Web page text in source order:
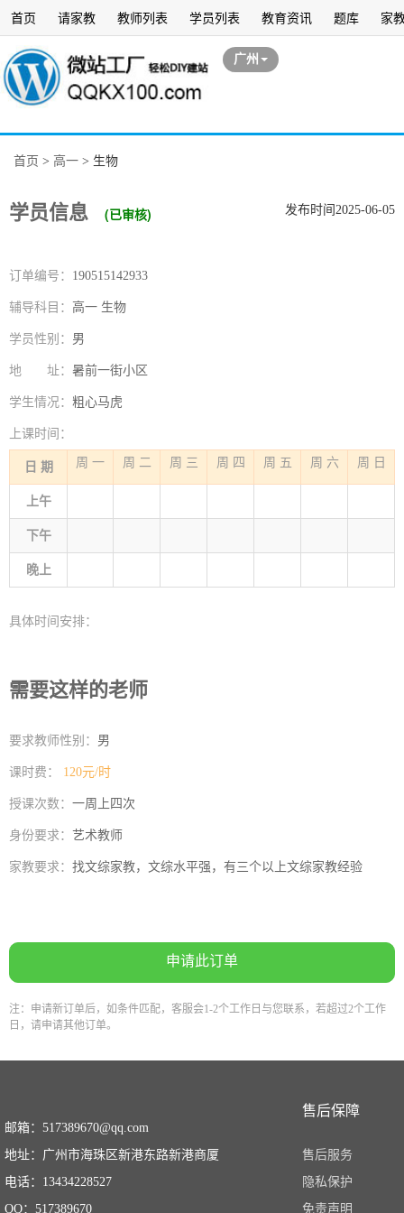
首页 请家教 教师列表 学员列表 教育资讯 题库 家
广州
首页 > 高一 > 生物
学员信息 (已审核) 发布时间2025-06-05
订单编号： 190515142933
辅导科目： 高一 生物
学员性别： 男
地 址： 暑前一街小区
学生情况： 粗心马虎
上课时间：
日 期 周 一 周 二 周 三 周 四 周 五 周 六 周 日
上午
下午
晚上
具体时间安排：
需要这样的老师
要求教师性别： 男
课时费： 120元/时
授课次数： 一周上四次
身份要求： 艺术教师
家教要求： 找文综家教，文综水平强，有三个以上文综家教经验
申请此订单
注：申请新订单后，如条件匹配，客服会1-2个工作日与您联系，若超过2个工作
日，请申请其他订单。
邮箱：517389670@qq.com
地址：广州市海珠区新港东路新港商厦
电话：13434228527
QQ：517389670
售后保障
售后服务
隐私保护
免责声明